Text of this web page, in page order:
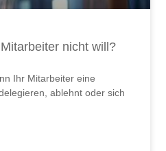
nicht will?
Ihr Mitarbeiter eine
ablehnt oder sich